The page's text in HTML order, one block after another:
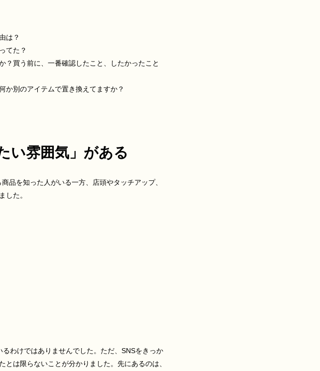
は？
てた？
？買う前に、一番確認したこと、したかったこと
か別のアイテムで置き換えてますか？
い雰囲気」がある
品を知った人がいる一方、店頭やタッチアップ、
した。
わけではありませんでした。ただ、SNSをきっか
は限らないことが分かりました。先にあるのは、